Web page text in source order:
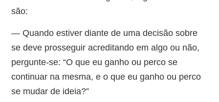
são:
— Quando estiver diante de uma decisão sobre
se deve prosseguir acreditando em algo ou não,
pergunte-se: “O que eu ganho ou perco se
continuar na mesma, e o que eu ganho ou perco
se mudar de ideia?”